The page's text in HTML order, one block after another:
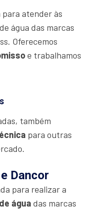
para atender às
água das marcas
Oferecemos
e trabalhamos
também
para outras
Dancor
para realizar a
água das marcas